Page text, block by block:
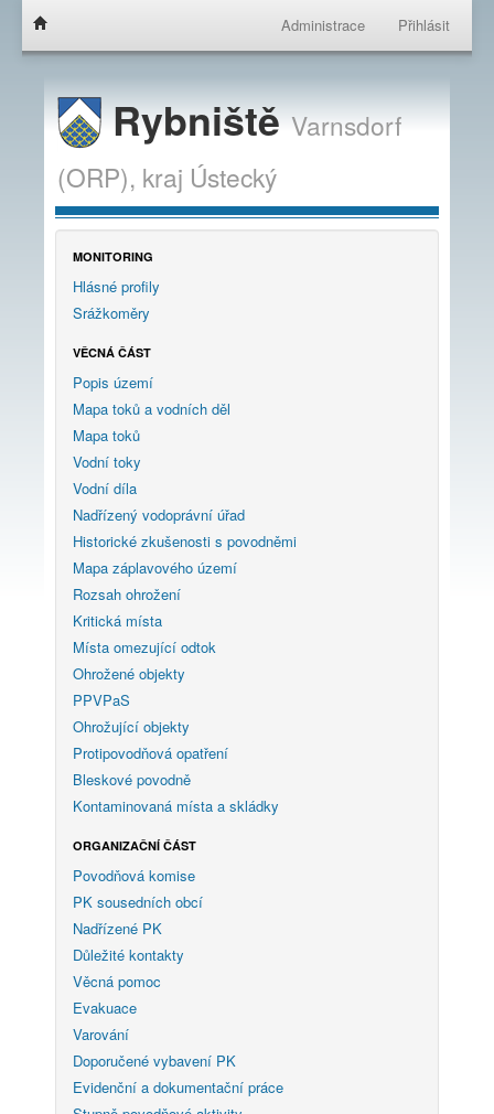
Administrace Přihlásit
RybništěVarnsdorf
(ORP), kraj Ústecký
MONITORING
Hlásné profily
Srážkoměry
VĚCNÁ ČÁST
Popis území
Mapa toků a vodních děl
Mapa toků
Vodní toky
Vodní díla
Nadřízený vodoprávní úřad
Historické zkušenosti s povodněmi
Mapa záplavového území
Rozsah ohrožení
Kritická místa
Místa omezující odtok
Ohrožené objekty
PPVPaS
Ohrožující objekty
Protipovodňová opatření
Bleskové povodně
Kontaminovaná místa a skládky
ORGANIZAČNÍ ČÁST
Povodňová komise
PK sousedních obcí
Nadřízené PK
Důležité kontakty
Věcná pomoc
Evakuace
Varování
Doporučené vybavení PK
Evidenční a dokumentační práce